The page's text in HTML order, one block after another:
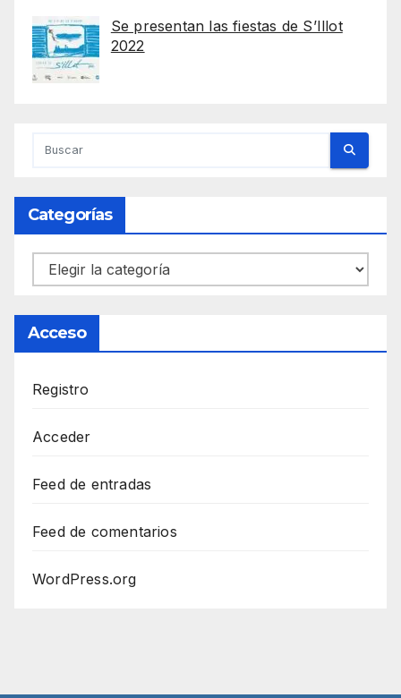
Se presentan las fiestas de S’Illot
2022
Categorías
Categorías
Acceso
Registro
Acceder
Feed de entradas
Feed de comentarios
WordPress.org